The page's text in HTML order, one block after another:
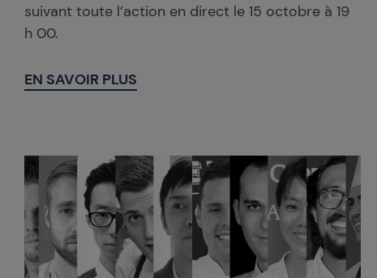
suivant toute l’action en direct le 15 octobre à 19
h 00.
EN SAVOIR PLUS